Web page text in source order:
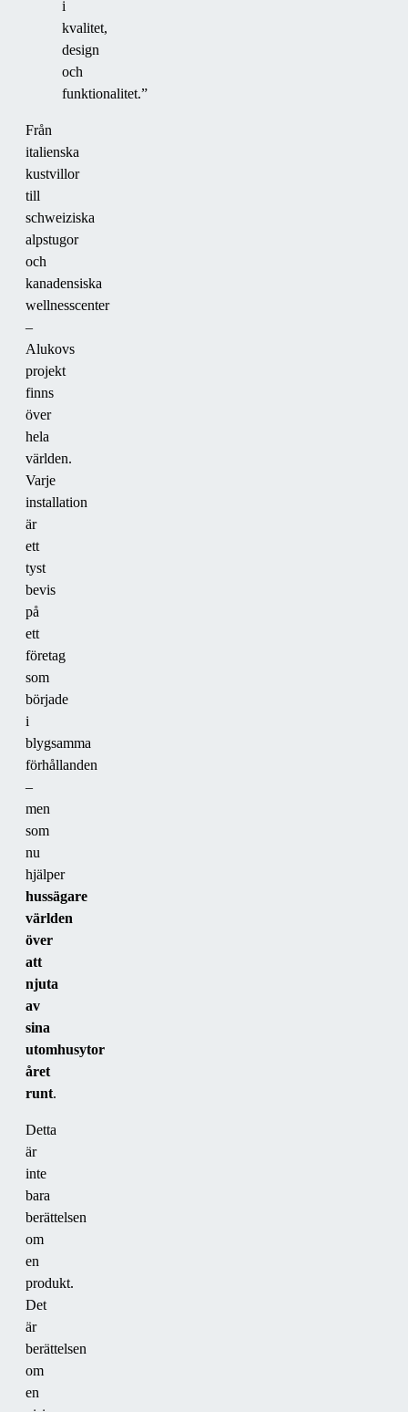
i
kvalitet,
design
och
funktionalitet.”
Från
italienska
kustvillor
till
schweiziska
alpstugor
och
kanadensiska
wellnesscenter
–
Alukovs
projekt
finns
över
hela
världen.
Varje
installation
är
ett
tyst
bevis
på
ett
företag
som
började
i
blygsamma
förhållanden
–
men
som
nu
hjälper
hussägare
världen
över
att
njuta
av
sina
utomhusytor
året
runt.
Detta
är
inte
bara
berättelsen
om
en
produkt.
Det
är
berättelsen
om
en